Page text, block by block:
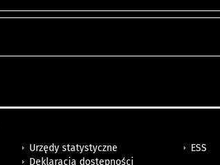
Urzędy statystyczne
Deklaracja dostępności
ESS